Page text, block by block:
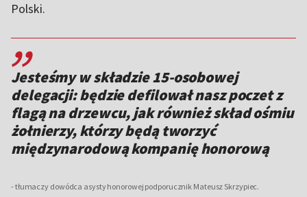
Polski.
,,
Jesteśmy w składzie 15-osobowej
delegacji: będzie defilował nasz poczet z
flagą na drzewcu, jak również skład ośmiu
żołnierzy, którzy będą tworzyć
międzynarodową kompanię honorową
- tłumaczy dowódca asysty honorowej podporucznik Mateusz Skrzypiec.